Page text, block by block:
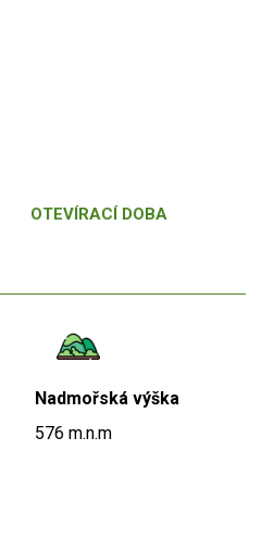
OTEVÍRACÍ DOBA
Nadmořská výška
576 m.n.m